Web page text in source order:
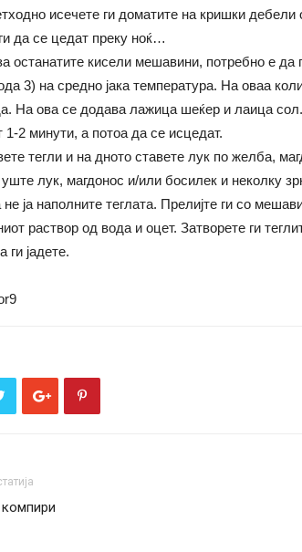
исечете ги доматите на кришки
да се цедат преку ноќ…
останатите кисели мешавини, потребно е да
3) на средно јака температура. На оваа
На ова се додава лажица шеќер и лаица
1-2 минути, а потоа да се исцедат.
тегли и на дното ставете лук по желба,
лук, магдонос и/или босилек и неколку
ја наполните теглата. Прелијте ги со
раствор од вода и оцет. Затворете ги
ги јадете.